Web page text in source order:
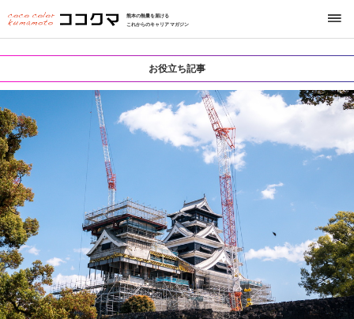
熊本の熱量を届ける
これからのキャリアマガジン
お役立ち記事